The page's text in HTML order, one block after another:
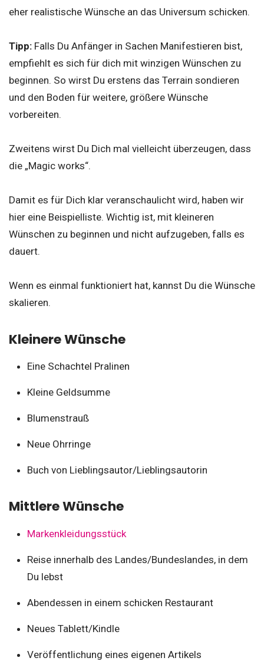
eher realistische Wünsche an das Universum schicken.
Tipp: Falls Du Anfänger in Sachen Manifestieren bist,
empfiehlt es sich für dich mit winzigen Wünschen zu
beginnen. So wirst Du erstens das Terrain sondieren
und den Boden für weitere, größere Wünsche
vorbereiten.
Zweitens wirst Du Dich mal vielleicht überzeugen, dass
die „Magic works“.
Damit es für Dich klar veranschaulicht wird, haben wir
hier eine Beispielliste. Wichtig ist, mit kleineren
Wünschen zu beginnen und nicht aufzugeben, falls es
dauert.
Wenn es einmal funktioniert hat, kannst Du die Wünsche
skalieren.
Kleinere Wünsche
Eine Schachtel Pralinen
Kleine Geldsumme
Blumenstrauß
Neue Ohrringe
Buch von Lieblingsautor/Lieblingsautorin
Mittlere Wünsche
Markenkleidungsstück
Reise innerhalb des Landes/Bundeslandes, in dem
Du lebst
Abendessen in einem schicken Restaurant
Neues Tablett/Kindle
Veröffentlichung eines eigenen Artikels